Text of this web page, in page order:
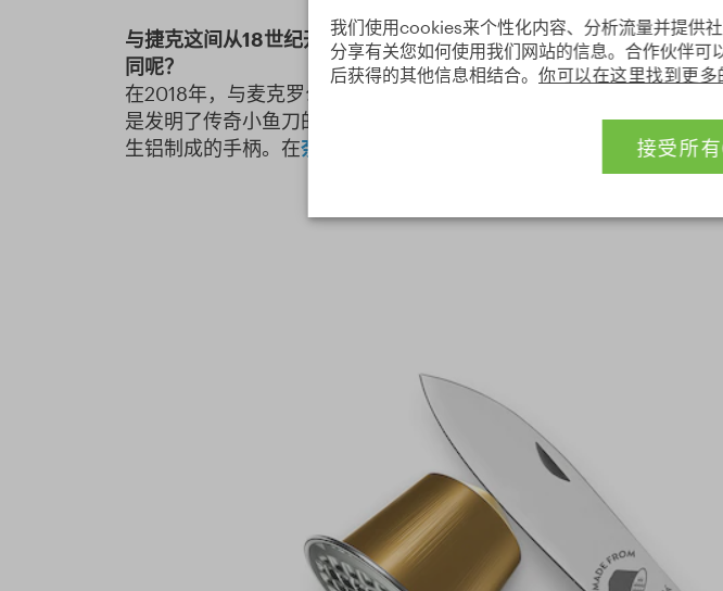
与捷克这间从18世纪开始生产刀具的麦克罗（Mikov）公司的合作也
同呢？
在2018年，与麦克罗公司联手合作的奈斯派索公司（Nespresso）
是发明了传奇小鱼刀的新版本。这款小鱼刀从上个世界20年代开始
生铝制成的手柄。在奈斯派索网站 上限量发行五千把，销售所得全部
我们使用cookies来个性化内容、分析流量并提供
分享有关您如何使用我们网站的信息。合作伙伴
后获得的其他信息相结合。 你可以在这里找到更多
接受所